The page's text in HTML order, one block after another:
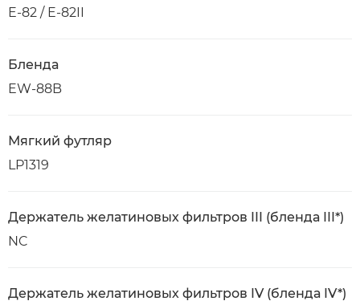
E-82 / E-82II
Бленда
EW-88B
Мягкий футляр
LP1319
Держатель желатиновых фильтров III (бленда III*)
NC
Держатель желатиновых фильтров IV (бленда IV*)